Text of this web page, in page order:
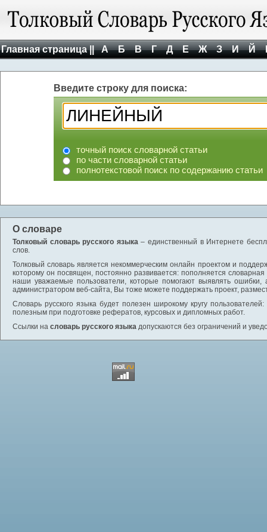
Главная страница || А Б В Г Д Е Ж З И Й
Введите строку для поиска:
точный поиск словарной статьи
по части словарной статьи
полнотекстовой поиск по содержанию статьи
О словаре
Толковый словарь русского языка– единственный в Интернете
слов.
Толковый словарь является некоммерческим онлайн проектом и
которому он посвящен, постоянно развивается: пополняется
наши уважаемые пользователи, которые помогают выявлять
администратором веб-сайта, Вы тоже можете поддержать проект,
Словарь русского языка будет полезен широкому кругу
полезным при подготовке рефератов, курсовых и дипломных работ.
Ссылки на словарь русского языка допускаются без ограничений и